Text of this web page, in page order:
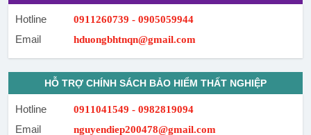
Hotline 0911260739 - 0905059944
Email hduongbhtnqn@gmail.com
HỖ TRỢ CHÍNH SÁCH BẢO HIỂM THẤT NGHIỆP
Hotline 0911041549 - 0982819094
Email nguyendiep200478@gmail.com